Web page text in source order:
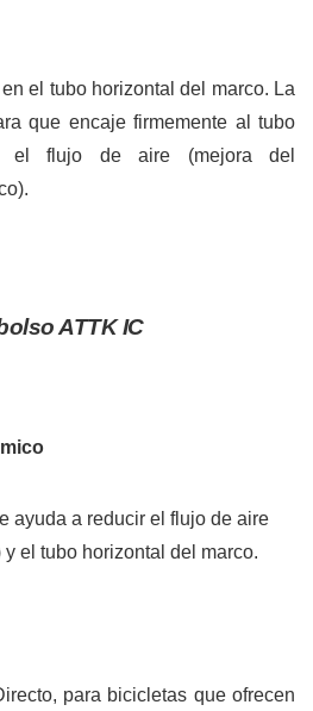
el tubo horizontal del marco. La
que encaje firmemente al tubo
el flujo de aire (mejora del
ATTK IC
ayuda a reducir el flujo de aire
el tubo horizontal del marco.
para bicicletas que ofrecen